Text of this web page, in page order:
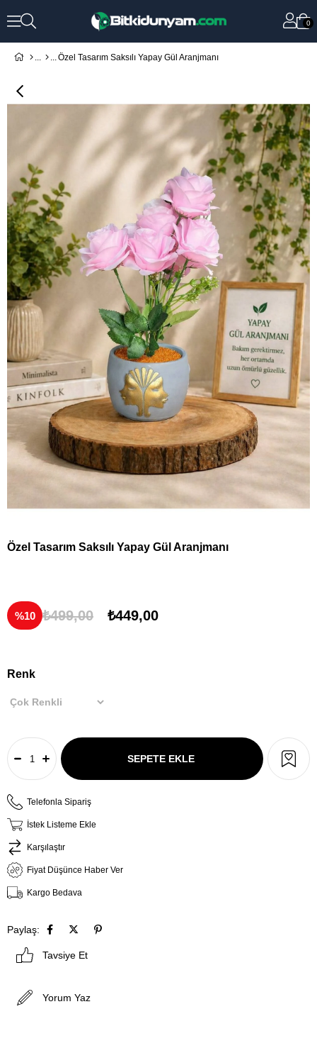
0
Özel Tasarım Saksılı Yapay Gül Aranjmanı
Özel Tasarım Saksılı Yapay Gül Aranjmanı
10 ₺499,00 ₺449,00
Renk
Telefonla Sipariş
İstek Listeme Ekle
Karşılaştır
Fiyat Düşünce Haber Ver
Kargo Bedava
Paylaş:
Tavsiye Et
Yorum Yaz